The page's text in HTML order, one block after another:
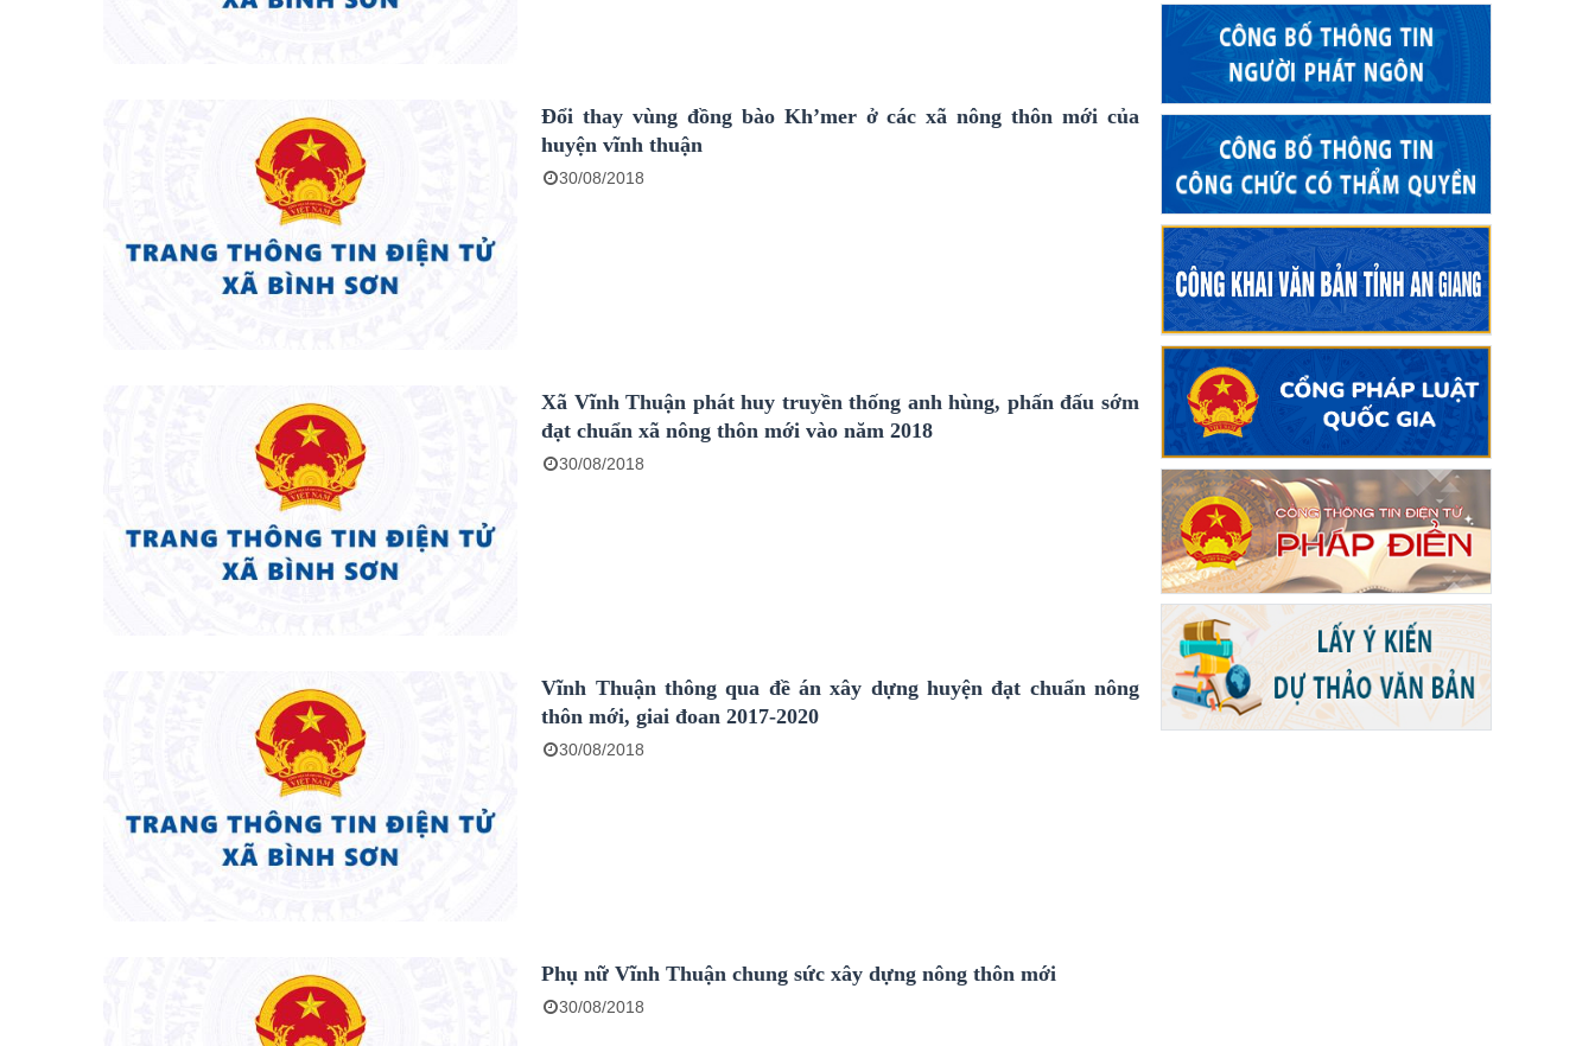
Đổi thay vùng đồng bào Kh’mer ở các xã nông thôn mới của
huyện vĩnh thuận
30/08/2018
Xã Vĩnh Thuận phát huy truyền thống anh hùng, phấn đấu sớm
đạt chuẩn xã nông thôn mới vào năm 2018
30/08/2018
Vĩnh Thuận thông qua đề án xây dựng huyện đạt chuẩn nông
thôn mới, giai đoan 2017-2020
30/08/2018
Phụ nữ Vĩnh Thuận chung sức xây dựng nông thôn mới
30/08/2018